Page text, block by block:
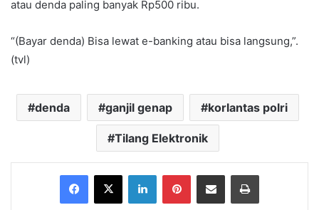
atau denda paling banyak Rp500 ribu.
“(Bayar denda) Bisa lewat e-banking atau bisa langsung,”.
(tvl)
denda ganjil genap korlantas polri
Tilang Elektronik
Facebook
X LinkedInPinterestShare via Email Print